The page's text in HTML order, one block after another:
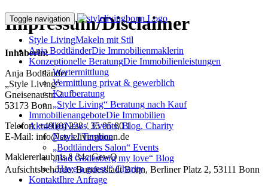
Toggle navigation
Style LivingMakeln mit Stil
Anja BodtländerDie Immobilienmaklerin
Konzeptionelle BeratungDie Immobilienleistungen
Wertermittlung
Vermittlung privat & gewerblich
Kaufberatung
„Style Living“ Beratung nach Kauf
ImmobilienangeboteDie Immobilien
AktuellesNews, Events, Blog, Charity
News / Termine
„Bodtländers Salon“ Events
„Bad Godesberg my love“ Blog
„Have a guest!“ Charity
KontaktIhre Anfrage
Impressum/Disclaimer
Inhaberin:
Anja Bodtländer
„Style Living“
Gneisenaustr. 2
53173 Bonn
Telefon: +49 (0) 228 / 35 05 80 1
E-Mail: info@stylelivingbonn.de
Maklererlaubnis § 34c GewO
Aufsichtsbehörde: Bundesstadt Bonn, Berliner Platz 2, 53111 Bonn